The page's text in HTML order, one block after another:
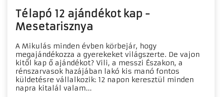
Télapó 12 ajándékot kap -
Mesetarisznya
A Mikulás minden évben körbejár, hogy
megajándékozza a gyerekeket világszerte. De vajon
kitől kap ő ajándékot? Vili, a messzi Északon, a
rénszarvasok hazájában lakó kis manó fontos
küldetésre vállalkozik: 12 napon keresztül minden
napra kitalál valam...